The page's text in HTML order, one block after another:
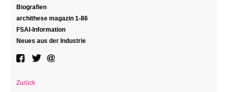
Biografien
archithese magazin 1-86
FSAI-Information
Neues aus der Industrie
Zurück